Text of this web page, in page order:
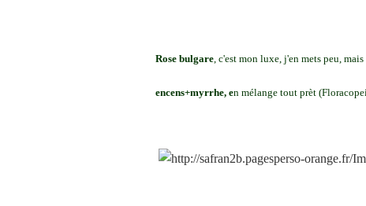
Rose bulgare, c'est mon luxe, j'en mets peu,
encens+myrrhe, en mélange tout prèt